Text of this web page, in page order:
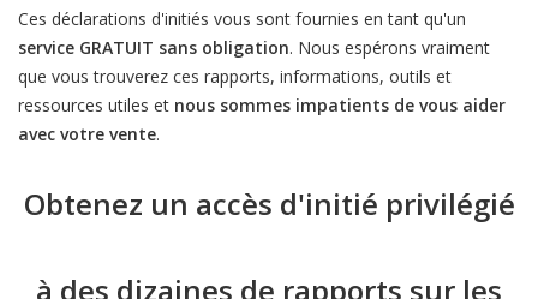
Ces déclarations d'initiés vous sont fournies en tant qu'un
service GRATUIT sans obligation. Nous espérons vraiment
que vous trouverez ces rapports, informations, outils et
ressources utiles et nous sommes impatients de vous aider
avec votre vente.
Obtenez un accès d'initié privilégié
à des dizaines de rapports sur les